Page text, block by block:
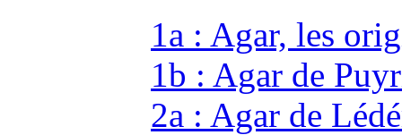
1a : Agar, les
1b : Agar de
2a : Agar de